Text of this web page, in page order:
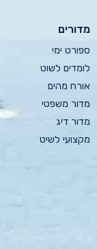
מדורים
ספורט ימי
לומדים לשוט
אורח מהים
מדור משפטי
מדור דיג
מקצועי לשיט